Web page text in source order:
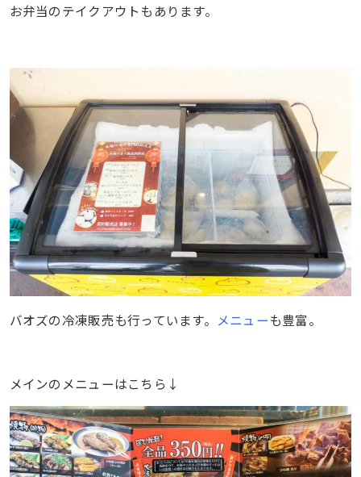
お弁当のテイクアウトもあります。
バオズの冷凍販売も行っています。 メニューも豊富。
メインのメニューはこちら↓